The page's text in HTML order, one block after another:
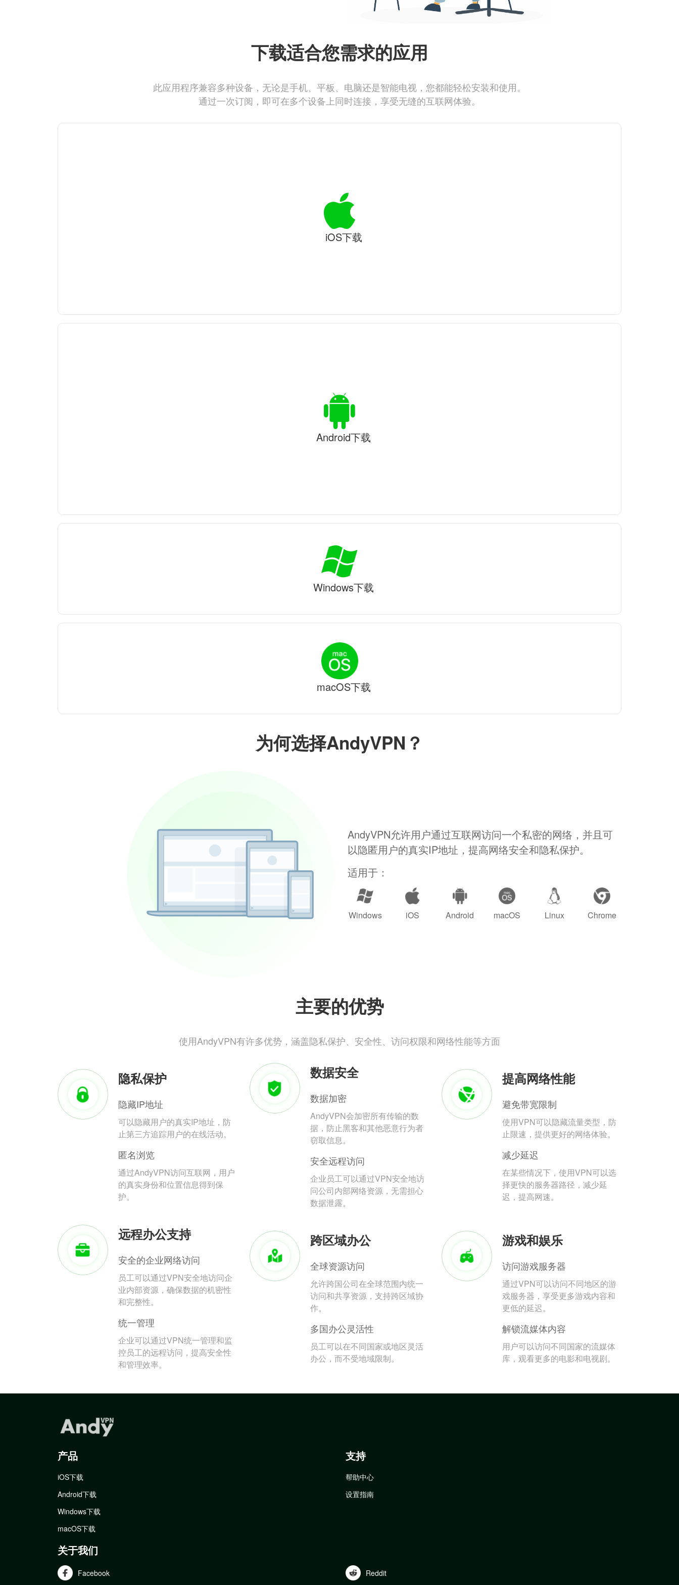
为何选择AndyVPN？
AndyVPN允许用户通过互联网访问一个私密的网络，并且可
以隐匿用户的真实IP地址，提高网络安全和隐私保护。
适用于：
Windows iOS Android macOS Linux Chrome
主要的优势
使用AndyVPN有许多优势，涵盖隐私保护、安全性、访问权限和网络性能等方面
隐私保护
隐藏IP地址
可以隐藏用户的真实IP地址，防
止第三方追踪用户的在线活动。
匿名浏览
通过AndyVPN访问互联网，用户
的真实身份和位置信息得到保
护。
数据安全
数据加密
AndyVPN会加密所有传输的数
据，防止黑客和其他恶意行为者
窃取信息。
安全远程访问
企业员工可以通过VPN安全地访
问公司内部网络资源，无需担心
数据泄露。
提高网络性能
避免带宽限制
使用VPN可以隐藏流量类型，防
止限速，提供更好的网络体验。
减少延迟
在某些情况下，使用VPN可以选
择更快的服务器路径，减少延
迟，提高网速。
远程办公支持
安全的企业网络访问
员工可以通过VPN安全地访问企
业内部资源，确保数据的机密性
和完整性。
统一管理
企业可以通过VPN统一管理和监
控员工的远程访问，提高安全性
和管理效率。
跨区域办公
全球资源访问
允许跨国公司在全球范围内统一
访问和共享资源，支持跨区域协
作。
多国办公灵活性
员工可以在不同国家或地区灵活
办公，而不受地域限制。
游戏和娱乐
访问游戏服务器
通过VPN可以访问不同地区的游
戏服务器，享受更多游戏内容和
更低的延迟。
解锁流媒体内容
用户可以访问不同国家的流媒体
库，观看更多的电影和电视剧。
下载适合您需求的应用
此应用程序兼容多种设备，无论是手机、平板、电脑还是智能电视，您都能轻松安装和使用。
通过一次订阅，即可在多个设备上同时连接，享受无缝的互联网体验。
iOS下载
Android下载
Windows下载
macOS下载
产品
iOS下载
Android下载
Windows下载
macOS下载
支持
帮助中心
设置指南
关于我们
Facebook Reddit